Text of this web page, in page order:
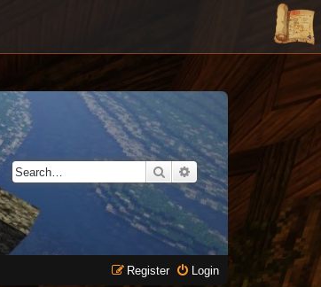
SearchAdvanced search
Login
Register